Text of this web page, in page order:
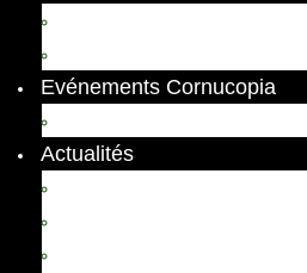
Evénements Cornucopia
Actualités